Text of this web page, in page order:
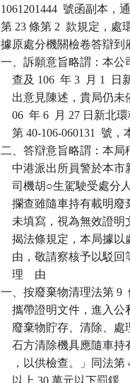
1061201444  號函副本，
第 23 條第 2  款規定，處
據原處分機關檢卷答辯到
一、訴願意旨略謂：本公
查及 106  年 3  月 1
出意見陳述，貴局仍
06  年 6  月 27 日新
第 40-106-060131  號
二、答辯意旨略謂：本局
中港派出所員警於本
司機胡○生駕駛受處
攔查雖隨車持有載明
未填寫，視為無效證
揭法條規定，本局據
由，敬請察核予以駁回
    理    由
一、按廢棄物清理法第 9
攜帶證明文件，進入
廢棄物貯存、清除、
石方清除機具應隨車
，以供檢查。」同法
以上 30 萬元以下罰